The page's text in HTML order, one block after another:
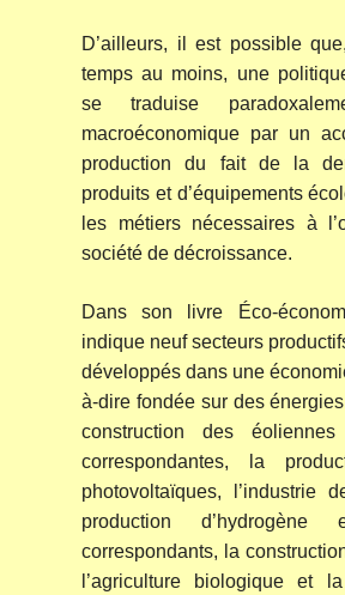
D’ailleurs, il est possible
temps au moins, une
se traduise
macroéconomique par un
production du fait de la
produits et d’équipements
les métiers nécessaires à
société de décroissance.
Dans son livre Éco-
indique neuf secteurs
développés dans une
à-dire fondée sur des
construction des
correspondantes, la
photovoltaïques, l’industrie
production
correspondants, la
l’agriculture biologique et